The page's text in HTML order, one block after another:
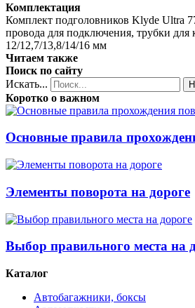
Комплектация
Комплект подголовников Klyde Ultra
провода для подключения, трубки для
12/12,7/13,8/14/16 мм
Читаем также
Поиск по сайту
Искать...
Коротко о важном
Основные правила
Элементы поворота на дороге
Выбор правильного места на
Каталог
Автобагажники, боксы